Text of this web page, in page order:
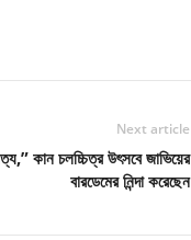
Next article
কান চলচ্চিত্র উৎসবে জাভিয়ের
বারডেমের নিন্দা করেছেন